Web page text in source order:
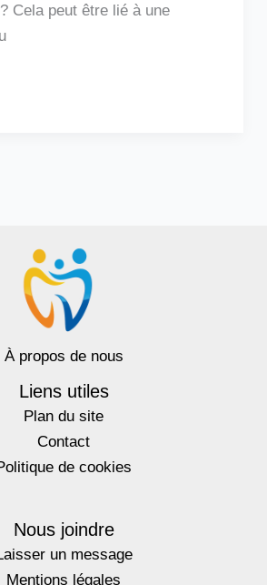
Cela peut être lié à une
À propos de nous
Liens utiles
Plan du site
Contact
de cookies
Nous joindre
un message
Mentions légales